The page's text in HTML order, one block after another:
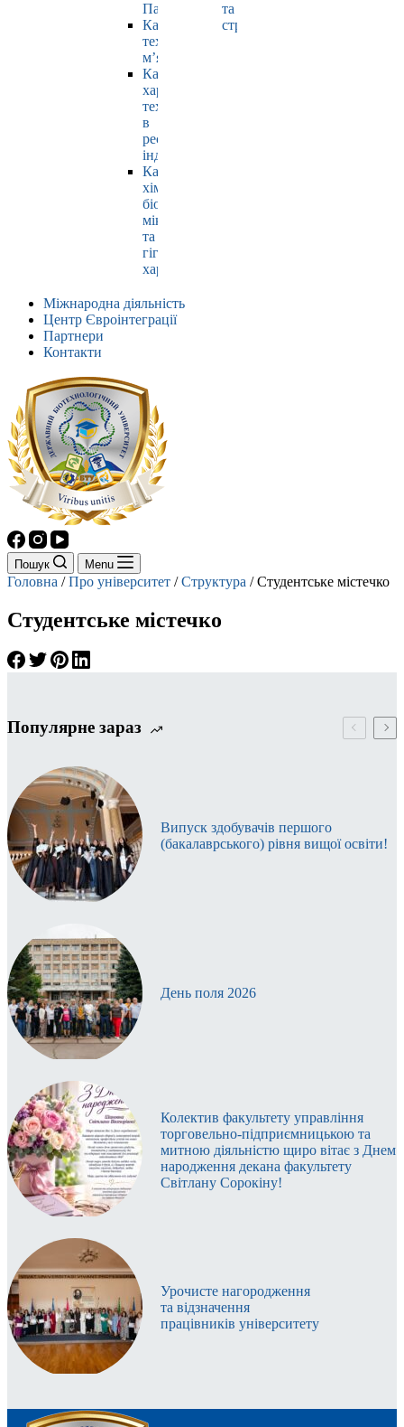
Павлюк
Кафедра
технології
м’яса
Кафедра
харчових
технологій
в
ресторанній
індустрії
Кафедра
хімії,
біохімії,
мікробіології
та
гігієни
харчування
та
страхування
Міжнародна діяльність
Центр Євроінтеграції
Партнери
Контакти
Пошук Menu
Головна /Про університет /Структура /Студентське містечко
Студентське містечко
Популярне зараз
Випуск здобувачів першого
(бакалаврського) рівня вищої освіти!
День поля 2026
Колектив факультету управління
торговельно-підприємницькою та
митною діяльністю щиро вітає з Днем
народження декана факультету
Світлану Сорокіну!
Урочисте нагородження
та відзначення
працівників університету